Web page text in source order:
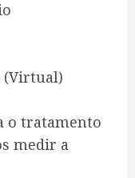
(Virtual)
o tratamento
medir a